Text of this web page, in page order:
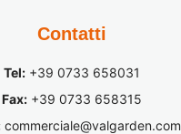
Contatti
Tel: +39 0733 658031
Fax: +39 0733 658315
commerciale@valgarden.com